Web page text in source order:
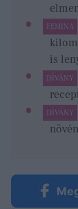
FEMINA
is
DÍVÁNY
DÍVÁNY